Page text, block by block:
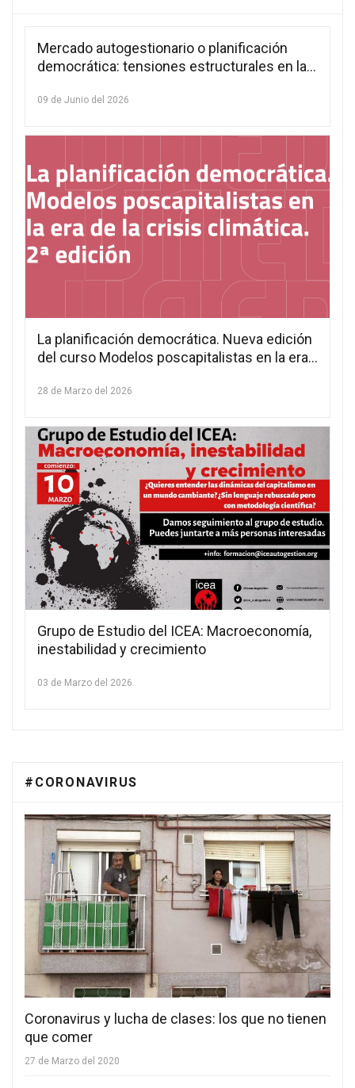
Mercado autogestionario o planificación
democrática: tensiones estructurales en la
09 de Junio del 2026
La planificación democrática. Nueva edición
del curso Modelos poscapitalistas en la era
28 de Marzo del 2026
Grupo de Estudio del ICEA: Macroeconomía,
inestabilidad y crecimiento
03 de Marzo del 2026
#CORONAVIRUS
Coronavirus y lucha de clases: los que no tienen
que comer
27 de Marzo del 2020